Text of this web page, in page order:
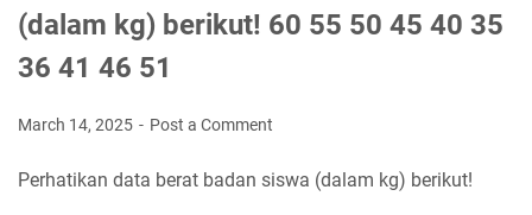
(dalam kg) berikut! 60 55 50 45 40 35
36 41 46 51
March 14, 2025 Post a Comment
Perhatikan data berat badan siswa (dalam kg) berikut!